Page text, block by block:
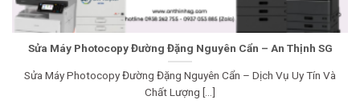
Sửa Máy Photocopy Đường Đặng Nguyên Cẩn – An Thịnh SG
Sửa Máy Photocopy Đường Đặng Nguyên Cẩn – Dịch Vụ Uy Tín Và
Chất Lượng [...]